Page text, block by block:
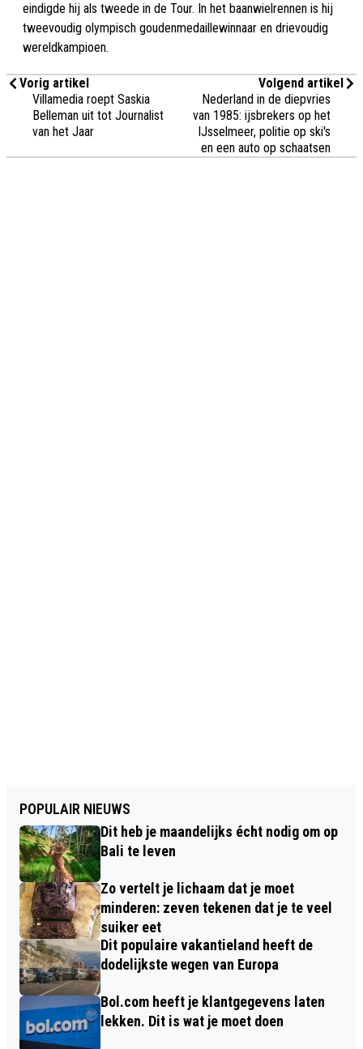
eindigde hij als tweede in de Tour. In het baanwielrennen is hij
tweevoudig olympisch goudenmedaillewinnaar en drievoudig
wereldkampioen.
Vorig artikel
Villamedia roept Saskia
Belleman uit tot Journalist
van het Jaar
Volgend artikel
Nederland in de diepvries
van 1985: ijsbrekers op het
IJsselmeer, politie op ski's
en een auto op schaatsen
POPULAIR NIEUWS
Dit heb je maandelijks écht nodig om op
Bali te leven
Zo vertelt je lichaam dat je moet
minderen: zeven tekenen dat je te veel
suiker eet
Dit populaire vakantieland heeft de
dodelijkste wegen van Europa
Bol.com heeft je klantgegevens laten
lekken. Dit is wat je moet doen